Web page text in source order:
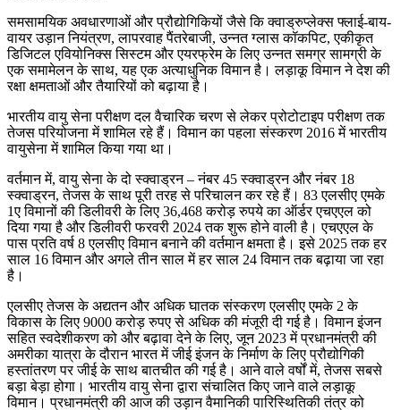
समसामयिक अवधारणाओं और प्रौद्योगिकियों जैसे कि क्वाड्रुप्लेक्स फ्लाई-बाय-
वायर उड़ान नियंत्रण, लापरवाह पैंतरेबाजी, उन्नत ग्लास कॉकपिट, एकीकृत
डिजिटल एवियोनिक्स सिस्टम और एयरफ्रेम के लिए उन्नत समग्र सामग्री के
एक समामेलन के साथ, यह एक अत्याधुनिक विमान है। लड़ाकू विमान ने देश की
रक्षा क्षमताओं और तैयारियों को बढ़ाया है।
भारतीय वायु सेना परीक्षण दल वैचारिक चरण से लेकर प्रोटोटाइप परीक्षण तक
तेजस परियोजना में शामिल रहे हैं। विमान का पहला संस्करण 2016 में भारतीय
वायुसेना में शामिल किया गया था।
वर्तमान में, वायु सेना के दो स्क्वाड्रन – नंबर 45 स्क्वाड्रन और नंबर 18
स्क्वाड्रन, तेजस के साथ पूरी तरह से परिचालन कर रहे हैं। 83 एलसीए एमके
1ए विमानों की डिलीवरी के लिए 36,468 करोड़ रुपये का ऑर्डर एचएएल को
दिया गया है और डिलीवरी फरवरी 2024 तक शुरू होने वाली है। एचएएल के
पास प्रति वर्ष 8 एलसीए विमान बनाने की वर्तमान क्षमता है। इसे 2025 तक हर
साल 16 विमान और अगले तीन साल में हर साल 24 विमान तक बढ़ाया जा रहा
है।
एलसीए तेजस के अद्यतन और अधिक घातक संस्करण एलसीए एमके 2 के
विकास के लिए 9000 करोड़ रुपए से अधिक की मंजूरी दी गई है। विमान इंजन
सहित स्वदेशीकरण को और बढ़ावा देने के लिए, जून 2023 में प्रधानमंत्री की
अमरीका यात्रा के दौरान भारत में जीई इंजन के निर्माण के लिए प्रौद्योगिकी
हस्तांतरण पर जीई के साथ बातचीत की गई है। आने वाले वर्षों में, तेजस सबसे
बड़ा बेड़ा होगा। भारतीय वायु सेना द्वारा संचालित किए जाने वाले लड़ाकू
विमान। प्रधानमंत्री की आज की उड़ान वैमानिकी पारिस्थितिकी तंत्र को